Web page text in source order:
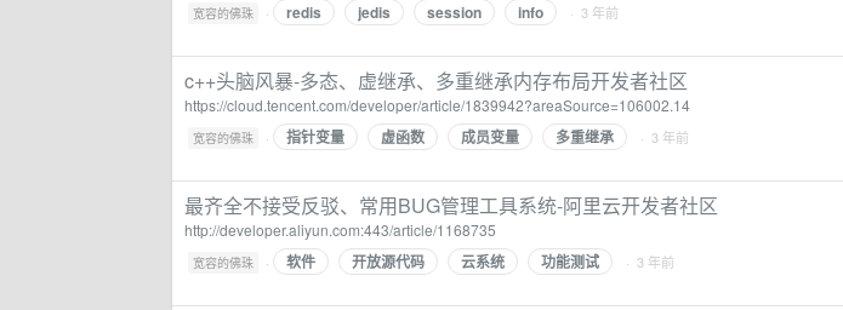
宽容的佛珠 · redis jedis session info · 3 年前
c++头脑风暴-多态、虚继承、多重继承内存布局开发者社区
https://cloud.tencent.com/developer/article/1839942?areaSource=106002.14
宽容的佛珠 · 指针变量 虚函数 成员变量 多重继承 · 3 年前
最齐全不接受反驳、常用BUG管理工具系统-阿里云开发者社区
http://developer.aliyun.com:443/article/1168735
宽容的佛珠 · 软件 开放源代码 云系统 功能测试 · 3 年前